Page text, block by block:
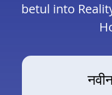
betul into